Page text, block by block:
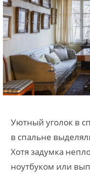
Уютный уголок в
в спальне
Хотя задумка
ноутбуком или